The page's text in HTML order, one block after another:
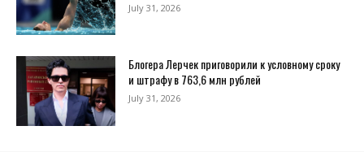
July 31, 2026
Блогера Лерчек приговорили к условному сроку
и штрафу в 763,6 млн рублей
July 31, 2026